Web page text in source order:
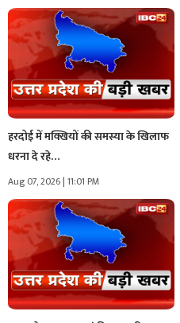
हरदोई में मक्खियों की समस्या के खिलाफ
धरना दे रहे…
Aug 07, 2026 | 11:01 PM